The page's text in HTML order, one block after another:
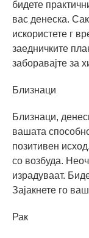
бидете
вас денеска.
искористете г
заедничките
заборавајте за
Близнаци
Близнаци,
вашата
позитивен
со возбуда.
израдуваат.
Зајакнете го
Рак